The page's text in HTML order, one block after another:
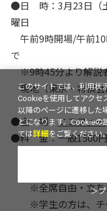
●日 時：3月23日（
曜日
午前9時開場/午前
で
※9時45分より解説
現地（東京・将棋
●会 場：ニコファ
●料 金：一般1500円
※1局あたりの料金
※全席自由・立ち
※学生の方は、チ
このサイトでは、利用状
Cookieを使用してアクセ
以降のページに遷移した
とになります。Cookieの
ては詳細 をご覧ください。
＞